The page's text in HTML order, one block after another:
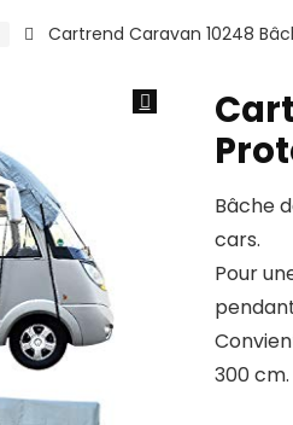
Cartrend Caravan 10248
Bâche
cars.
Pour
300 cm.